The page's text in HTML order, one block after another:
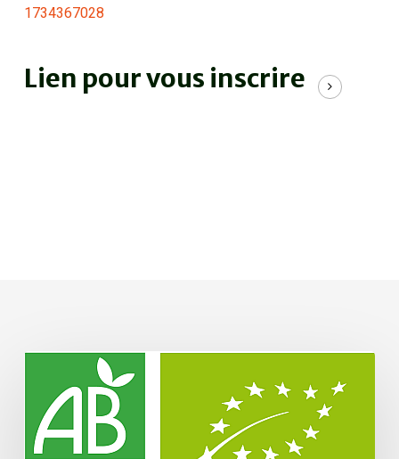
1734367028
Lien pour vous inscrire